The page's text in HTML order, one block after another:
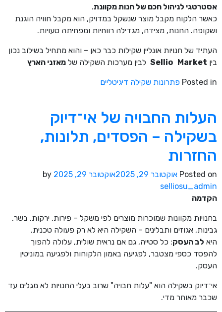
אסטרטגי לניהול חכם של חנות מקוונת.
כאשר הלקוח מקבל מוצר שנשקל במדויק, הוא מקבל חוויה הוגנת
ושקופה. החנות, מצידה, מגדילה רווחיות ומפחיתה טעויות.
העתיד של חנויות אונליין שקילות כבר כאן – והוא מתחיל בשילוב נכון
בין Sellio Market לבין מערכות השקילה של מאזני הארץ
Posted in פתרונות שקילה דיגיטליים
העלות החבויה של אי־דיוק
בשקילה – הפסדים, תלונות,
החזרות
Posted on אוקטובר 29, 2025 אוקטובר 29, 2025
selliosu_admin
הקדמה
בחנויות מקוונות שמוכרות מוצרים לפי משקל – פירות, ירקות, בשר,
גבינות, אגוזים ותבלינים – השקילה היא לא רק פעולה טכנית.
היא לב העסק: כל סטייה, גם אם נראית שולית, עלולה להפוך
להפסד כספי מצטבר, לפגיעה באמון הלקוחות ולפגיעה במוניטין
העסק.
אי־דיוק בשקילה הוא "עלות חבויה" שרוב בעלי החנויות לא מגלים עד
שכבר מאוחר מדי.